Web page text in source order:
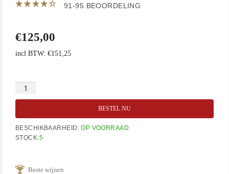
91-95 BEOORDELING
€125,00
incl BTW: €151,25
BESTEL NU
BESCHIKBAARHEID:OP VOORRAAD
STOCK:5
Beste wijnen